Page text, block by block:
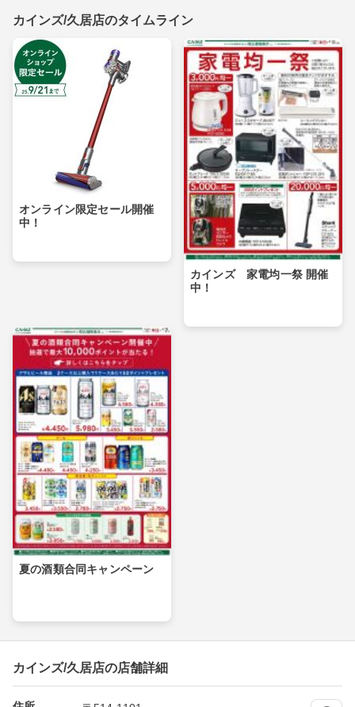
カインズ/久居店のタイムライン
オンライン限定セール開催
中！
カインズ 家電均一祭 開催
中！
夏の酒類合同キャンペーン
カインズ/久居店の店舗詳細